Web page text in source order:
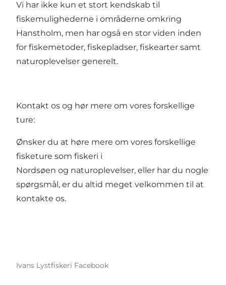
​Vi har ikke kun et stort kendskab til
fiskemulighederne i områderne omkring
Hanstholm, men har også en stor viden inden
for fiskemetoder, fiskepladser, fiskearter samt
naturoplevelser generelt.
Kontakt os og hør mere om vores forskellige
ture:
Ønsker du at høre mere om vores forskellige
fisketure som fiskeri i
Nordsøen og naturoplevelser, eller har du nogle
spørgsmål, er du altid meget velkommen til at
kontakte os.
Ivans Lystfiskeri Facebook